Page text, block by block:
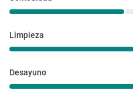
Limpieza
Desayuno